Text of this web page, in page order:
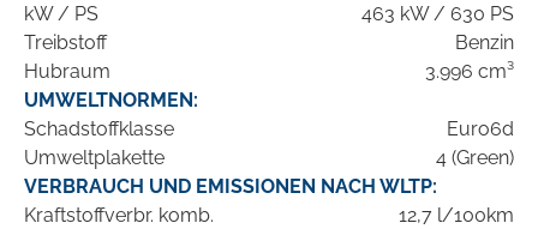
kW / PS
463 kW / 630 PS
Treibstoff
Benzin
Hubraum
3.996 cm³
UMWELTNORMEN:
Schadstoffklasse
Euro6d
Umweltplakette
4 (Green)
VERBRAUCH UND EMISSIONEN NACH WLTP:
Kraftstoffverbr. komb.
12,7 l/100km